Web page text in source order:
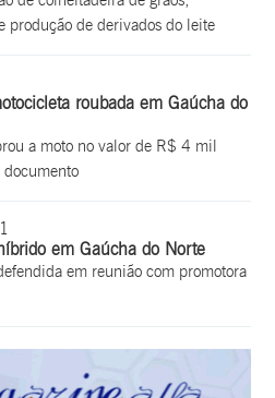
produção de derivados do leite
roubada em Gaúcha do
a moto no valor de R$ 4 mil
documento
em Gaúcha do Norte
em reunião com promotora